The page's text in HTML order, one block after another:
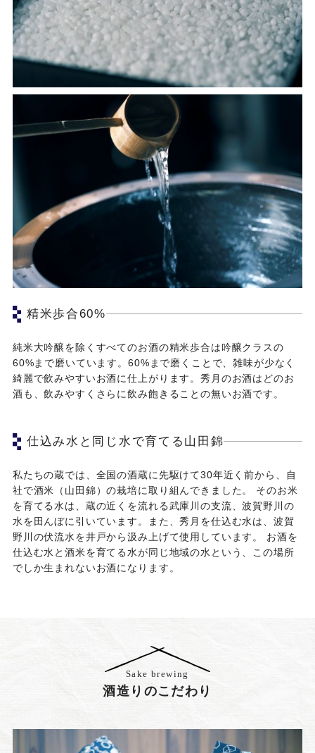
精米歩合60%
純米大吟醸を除くすべてのお酒の精米歩合は吟醸クラスの
60%まで磨いています。60%まで磨くことで、雑味が少なく
綺麗で飲みやすいお酒に仕上がります。秀月のお酒はどのお
酒も、飲みやすくさらに飲み飽きることの無いお酒です。
仕込み水と同じ水で育てる山田錦
私たちの蔵では、全国の酒蔵に先駆けて30年近く前から、自
社で酒米（山田錦）の栽培に取り組んできました。 そのお米
を育てる水は、蔵の近くを流れる武庫川の支流、波賀野川の
水を田んぼに引いています。また、秀月を仕込む水は、波賀
野川の伏流水を井戸から汲み上げて使用しています。 お酒を
仕込む水と酒米を育てる水が同じ地域の水という、この場所
でしか生まれないお酒になります。
Sake brewing
酒造りのこだわり